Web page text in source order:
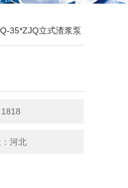
35*ZJQ立式渣浆泵
河北